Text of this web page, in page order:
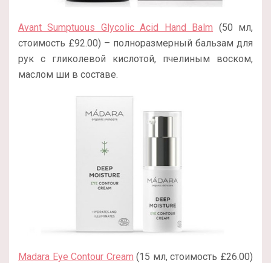
Avant Sumptuous Glycolic Acid Hand Balm (50 мл,
стоимость £92.00) – полноразмерный бальзам для
рук с гликолевой кислотой, пчелиным воском,
маслом ши в составе.
Madara Eye Contour Cream (15 мл, стоимость £26.00)